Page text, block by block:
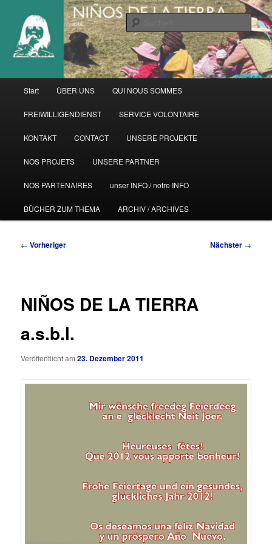
primären
Inhalt
springen
Start ÜBER UNS QUI NOUS SOMMES
FREIWILLIGENDIENST SERVICE VOLONTAIRE
KONTAKT CONTACT UNSERE PROJEKTE
NOS PROJETS UNSERE PARTNER
NOS PARTENAIRES unser INFO / notre INFO
BÜCHER ZUM THEMA ARCHIV / ARCHIVES
Beitragsnavigation
← Vorheriger Nächster →
NIÑOS DE LA TIERRA
a.s.b.l.
Veröffentlicht am23. Dezember 2011